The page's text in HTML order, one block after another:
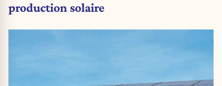
production solaire